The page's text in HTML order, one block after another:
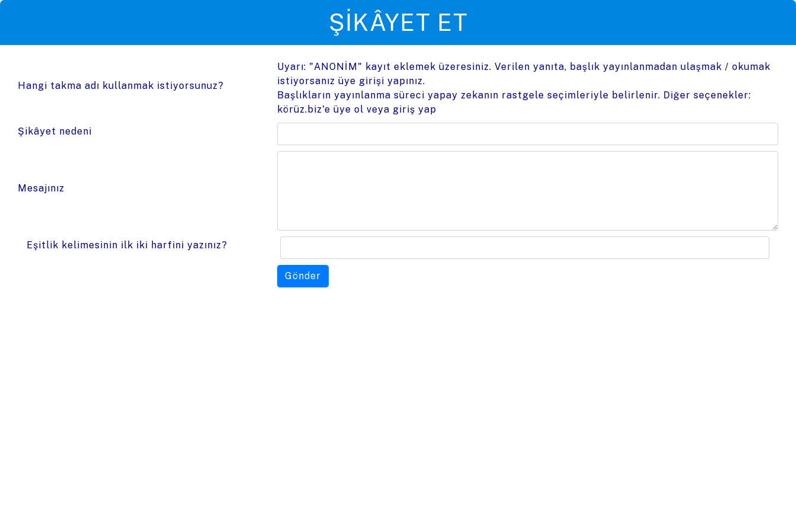
ŞIKÂYET ET
Hangi takma adı kullanmak istiyorsunuz?
Uyarı: "ANONİM" kayıt eklemek üzeresiniz. Verilen yanıta, başlık yayınlanmadan ulaşmak / okumak
istiyorsanız üye girişi yapınız.
Başlıkların yayınlanma süreci yapay zekanın rastgele seçimleriyle belirlenir. Diğer seçenekler:
körüz.biz'e üye ol veya giriş yap
Şikâyet nedeni
Mesajınız
Eşitlik kelimesinin ilk iki harfini yazınız?